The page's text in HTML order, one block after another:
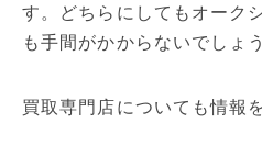
す。どちらにしてもオーク
も手間がかからないでしょう
買取専門店についても情報